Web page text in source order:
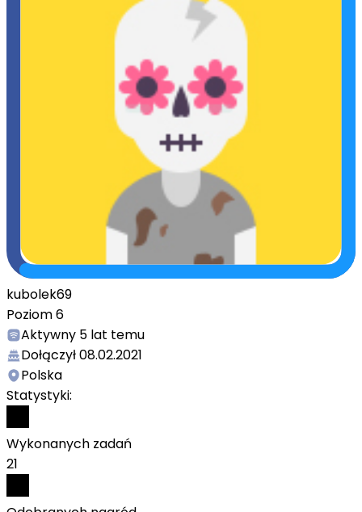
kubolek69
Poziom6
Aktywny 5 lat temu
Dołączył08.02.2021
Polska
Statystyki:
Wykonanych zadań
21